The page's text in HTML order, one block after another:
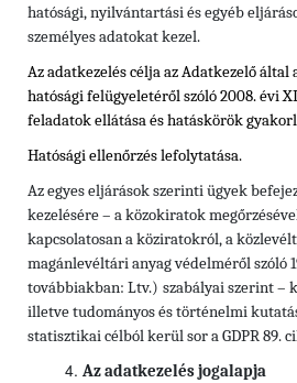
hatósági, nyilvántartási és egyéb
személyes adatokat kezel.
Az adatkezelés célja az Adatkezelő által
hatósági felügyeletéről szóló 2008. évi
feladatok ellátása és hatáskörök
Hatósági ellenőrzés lefolytatása.
Az egyes eljárások szerinti ügyek
kezelésére – a közokiratok
kapcsolatosan a köziratokról, a
magánlevéltári anyag védelméről szóló
továbbiakban: Ltv.) szabályai szerint –
illetve tudományos és történelmi
statisztikai célból kerül sor a GDPR 89.
Az adatkezelés jogalapja